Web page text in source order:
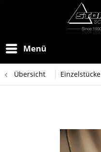
Menü
Übersicht Einzelstücke